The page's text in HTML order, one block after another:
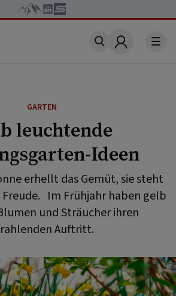
Account
GARTEN
leuchtende
Ideen
erhellt das Gemüt, sie steht
Im Frühjahr haben gelb
und Sträucher ihren
Auftritt.